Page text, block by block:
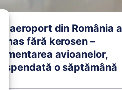
aeroport din România a
fără kerosen –
Alimentarea avioanelor,
suspendată o săptămână